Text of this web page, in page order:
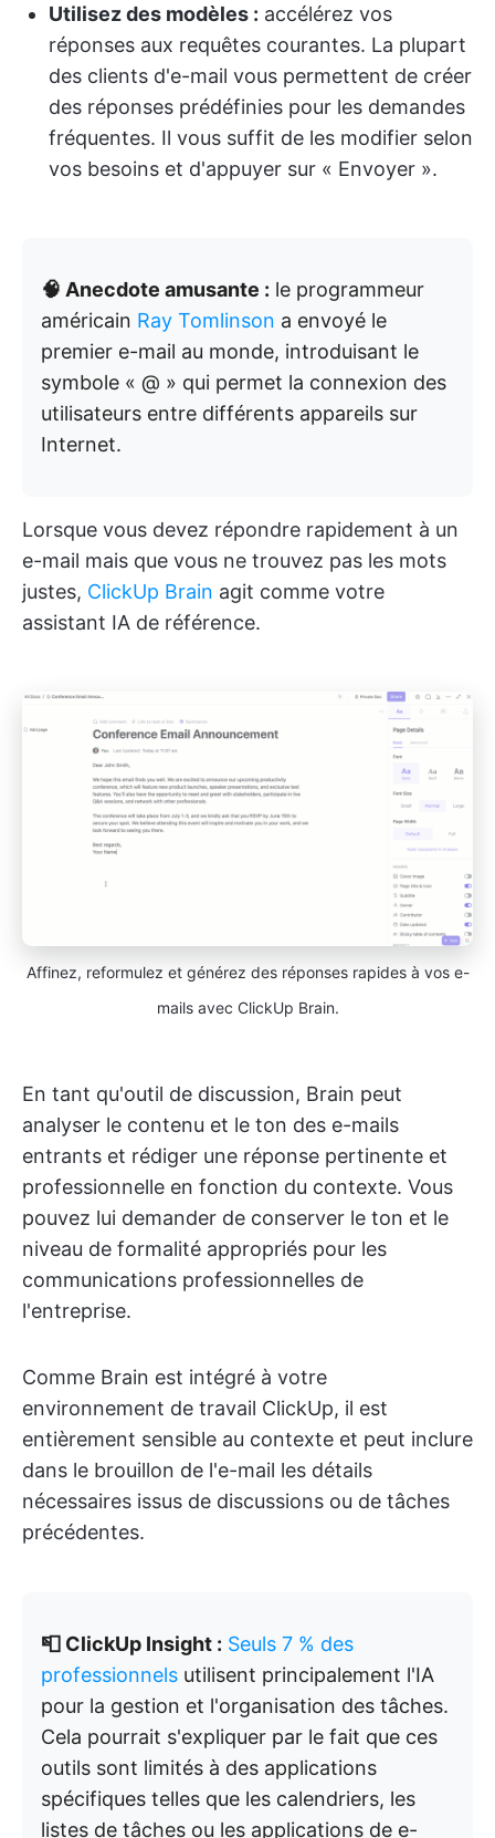
Utilisez des modèles : accélérez vos
réponses aux requêtes courantes. La plupart
des clients d'e-mail vous permettent de créer
des réponses prédéfinies pour les demandes
fréquentes. Il vous suffit de les modifier selon
vos besoins et d'appuyer sur « Envoyer ».
🧠 Anecdote amusante : le programmeur
américain Ray Tomlinson a envoyé le
premier e-mail au monde, introduisant le
symbole « @ » qui permet la connexion des
utilisateurs entre différents appareils sur
Internet.
Lorsque vous devez répondre rapidement à un
e-mail mais que vous ne trouvez pas les mots
justes, ClickUp Brain agit comme votre
assistant IA de référence.
Affinez, reformulez et générez des réponses rapides à vos e-
mails avec ClickUp Brain.
En tant qu'outil de discussion, Brain peut
analyser le contenu et le ton des e-mails
entrants et rédiger une réponse pertinente et
professionnelle en fonction du contexte. Vous
pouvez lui demander de conserver le ton et le
niveau de formalité appropriés pour les
communications professionnelles de
l'entreprise.
Comme Brain est intégré à votre
environnement de travail ClickUp, il est
entièrement sensible au contexte et peut inclure
dans le brouillon de l'e-mail les détails
nécessaires issus de discussions ou de tâches
précédentes.
📮 ClickUp Insight : Seuls 7 % des
professionnels utilisent principalement l'IA
pour la gestion et l'organisation des tâches.
Cela pourrait s'expliquer par le fait que ces
outils sont limités à des applications
spécifiques telles que les calendriers, les
listes de tâches ou les applications de e-